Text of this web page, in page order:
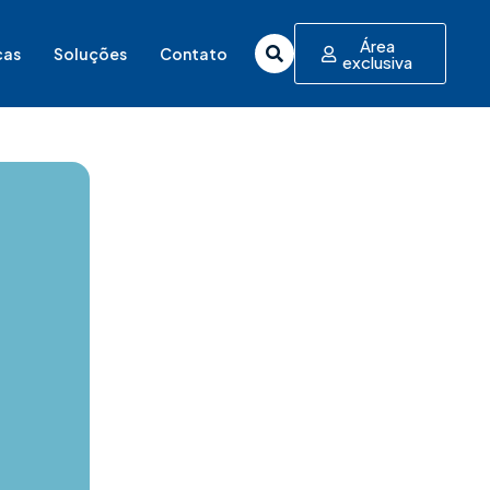
Soluções Contato Área
exclusiva